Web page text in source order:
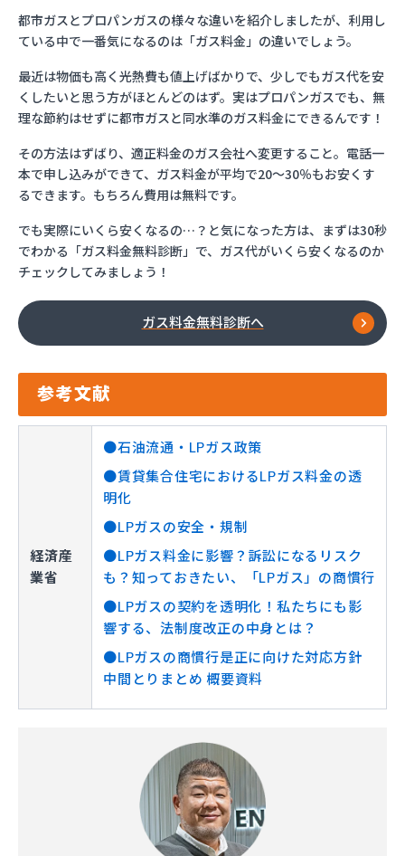
都市ガスとプロパンガスの様々な違いを紹介しましたが、利用し
ている中で一番気になるのは「ガス料金」の違いでしょう。
最近は物価も高く光熱費も値上げばかりで、少しでもガス代を安
くしたいと思う方がほとんどのはず。実はプロパンガスでも、無
理な節約はせずに都市ガスと同水準のガス料金にできるんです！
その方法はずばり、適正料金のガス会社へ変更すること。電話一
本で申し込みができて、ガス料金が平均で20～30％もお安くす
るできます。もちろん費用は無料です。
でも実際にいくら安くなるの…？と気になった方は、まずは30秒
でわかる「ガス料金無料診断」で、ガス代がいくら安くなるのか
チェックしてみましょう！
ガス料金無料診断へ
参考文献
経済産
業省
●石油流通・LPガス政策
●賃貸集合住宅におけるLPガス料金の透
明化
●LPガスの安全・規制
●LPガス料金に影響？訴訟になるリスク
も？知っておきたい、「LPガス」の商慣行
●LPガスの契約を透明化！私たちにも影
響する、法制度改正の中身とは？
●LPガスの商慣行是正に向けた対応方針
中間とりまとめ 概要資料